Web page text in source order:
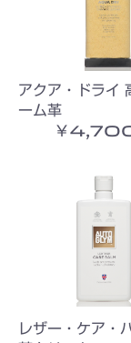
アクア・ドライ
ーム革
￥4,700
レザー・ケア・